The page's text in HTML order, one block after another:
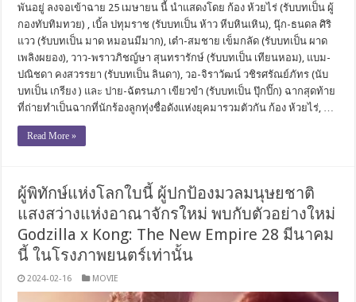
พันอยู่ ลงจอเข้าฉาย 25 เมษายน นี้ นำแสดงโดย ก้อง ห้วยไร่ (รับบทเป็น ผู้
กองทับทิมทวย) , เบิ้ล ปทุมราช (รับบทเป็น ห้าว หีบหินเหิน), นุ๊ก-ธนดล ศิริ
แวว (รับบทเป็น มาด หมอนมีมาก), เต๋า-สมชาย เข็มกลัด (รับบทเป็น ผาด
เพลิงผยอง), วาว-พราวภิชญ์ษา สุนทรารักษ์ (รับบทเป็น เทียนหอม), แบม-
ปณิชดา คงสวรรยา (รับบทเป็น ลินดา), วอ-จิราวัฒน์ วชิรศรัณย์ภัทร (นับ
บทเป็น เกรียง ) และ ปาย-ฉัตรนภา เขียวขำ (รับบทเป็น ปุ๊กปิ๊ก) ฉากสุดท้าย
ที่ถ่ายทำเป็นฉากที่นักร้องลูกทุ่งชื่อดังแห่งยุคมารวมตัวกัน ก้อง ห้วยไร่, …
Read More »
ผู้พิทักษ์แห่งโลกใบนี้ ผู้ปกป้องมวลมนุษยชาติ
แสงสว่างแห่งอาณาจักรใหม่ พบกับตัวอย่างใหม่
Godzilla x Kong: The New Empire 28 มีนาคม
นี้ ในโรงภาพยนตร์เท่านั้น
2024-02-16 MOVIE